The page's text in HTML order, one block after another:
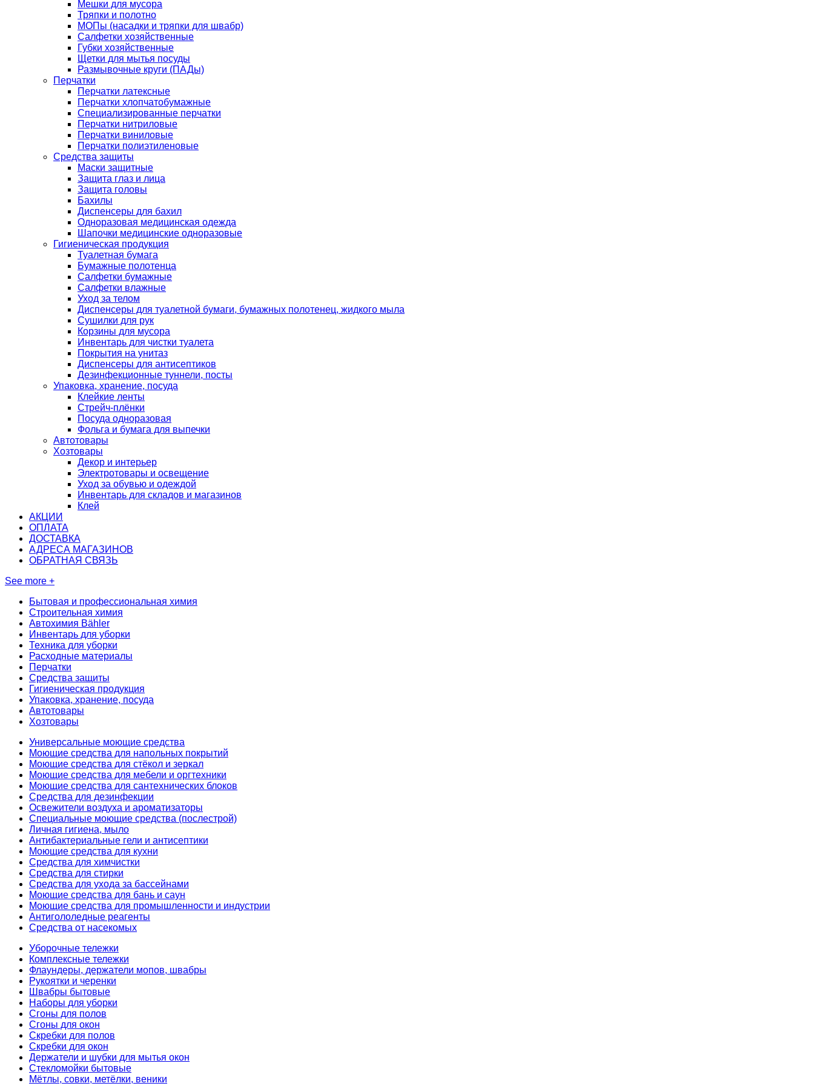
Мешки для мусора
Тряпки и полотно
МОПы (насадки и тряпки для швабр)
Салфетки хозяйственные
Губки хозяйственные
Щетки для мытья посуды
Размывочные круги (ПАДы)
Перчатки
Перчатки латексные
Перчатки хлопчатобумажные
Специализированные перчатки
Перчатки нитриловые
Перчатки виниловые
Перчатки полиэтиленовые
Средства защиты
Маски защитные
Защита глаз и лица
Защита головы
Бахилы
Диспенсеры для бахил
Одноразовая медицинская одежда
Шапочки медицинские одноразовые
Гигиеническая продукция
Туалетная бумага
Бумажные полотенца
Салфетки бумажные
Салфетки влажные
Уход за телом
Диспенсеры для туалетной бумаги, бумажных полотенец, жидкого мыла
Сушилки для рук
Корзины для мусора
Инвентарь для чистки туалета
Покрытия на унитаз
Диспенсеры для антисептиков
Дезинфекционные туннели, посты
Упаковка, хранение, посуда
Клейкие ленты
Стрейч-плёнки
Посуда одноразовая
Фольга и бумага для выпечки
Автотовары
Хозтовары
Декор и интерьер
Электротовары и освещение
Уход за обувью и одеждой
Инвентарь для складов и магазинов
Клей
АКЦИИ
ОПЛАТА
ДОСТАВКА
АДРЕСА МАГАЗИНОВ
ОБРАТНАЯ СВЯЗЬ
See more +
Бытовая и профессиональная химия
Строительная химия
Автохимия Bähler
Инвентарь для уборки
Техника для уборки
Расходные материалы
Перчатки
Средства защиты
Гигиеническая продукция
Упаковка, хранение, посуда
Автотовары
Хозтовары
Универсальные моющие средства
Моющие средства для напольных покрытий
Моющие средства для стёкол и зеркал
Моющие средства для мебели и оргтехники
Моющие средства для сантехнических блоков
Средства для дезинфекции
Освежители воздуха и ароматизаторы
Специальные моющие средства (послестрой)
Личная гигиена, мыло
Антибактериальные гели и антисептики
Моющие средства для кухни
Средства для химчистки
Средства для стирки
Средства для ухода за бассейнами
Моющие средства для бань и саун
Моющие средства для промышленности и индустрии
Антигололедные реагенты
Средства от насекомых
Уборочные тележки
Комплексные тележки
Флаундеры, держатели мопов, швабры
Рукоятки и черенки
Швабры бытовые
Наборы для уборки
Сгоны для полов
Сгоны для окон
Скребки для полов
Скребки для окон
Держатели и шубки для мытья окон
Стекломойки бытовые
Мётлы, совки, метёлки, веники